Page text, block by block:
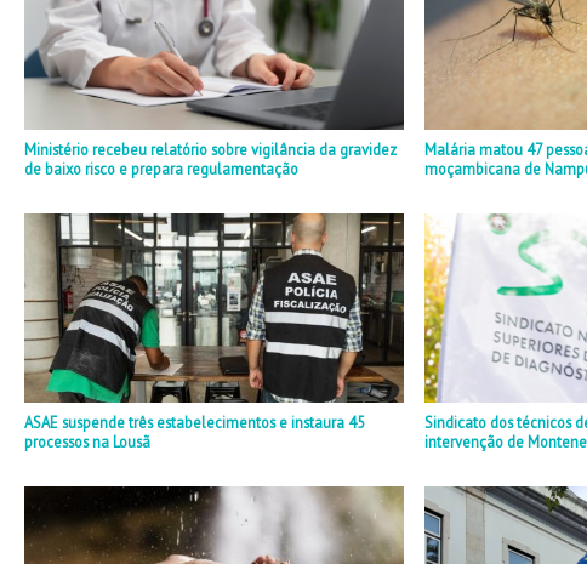
Ministério recebeu relatório sobre vigilância da gravidez
de baixo risco e prepara regulamentação
Malária matou 47
moçambicana de
ASAE suspende três estabelecimentos e instaura 45
processos na Lousã
Sindicato dos técnicos
intervenção de